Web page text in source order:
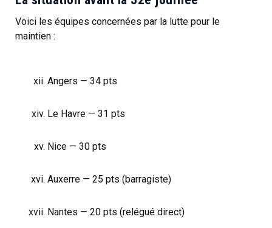
Voici les équipes concernées par la lutte pour le
maintien :
Angers — 34 pts
Le Havre — 31 pts
Nice — 30 pts
Auxerre — 25 pts (barragiste)
Nantes — 20 pts (relégué direct)